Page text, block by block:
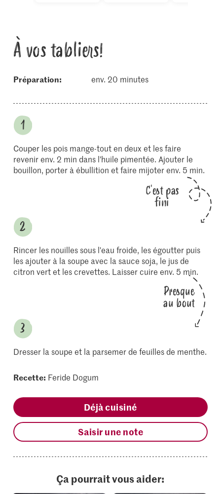
À vos tabliers!
Préparation: env. 20 minutes
Couper les pois mange-tout en deux et les faire
revenir env. 2 min dans l'huile pimentée. Ajouter le
bouillon, porter à ébullition et faire mijoter env. 5 min.
C'est pas
fini
Rincer les nouilles sous l'eau froide, les égoutter puis
les ajouter à la soupe avec la sauce soja, le jus de
citron vert et les crevettes. Laisser cuire env. 5 min.
Presque
au bout
Dresser la soupe et la parsemer de feuilles de menthe.
Recette: Feride Dogum
Déjà cuisiné
Saisir une note
Ça pourrait vous aider: